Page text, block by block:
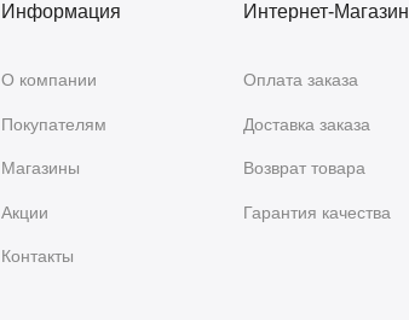
Информация
О компании
Покупателям
Магазины
Акции
Контакты
Интернет-Магазин
Оплата заказа
Доставка заказа
Возврат товара
Гарантия качества